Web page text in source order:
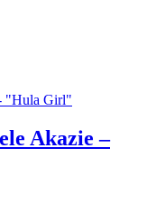
Akazie –